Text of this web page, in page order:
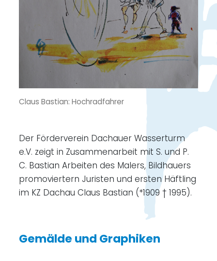
Claus Bastian: Hochradfahrer
Der Förderverein Dachauer Wasserturm
e.V. zeigt in Zusammenarbeit mit S. und P.
C. Bastian Arbeiten des Malers, Bildhauers
promoviertern Juristen und ersten Häftling
im KZ Dachau Claus Bastian (*1909 † 1995).
Gemälde und Graphiken